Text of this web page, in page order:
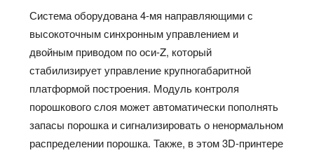
Система оборудована 4-мя направляющими с
высокоточным синхронным управлением и
двойным приводом по оси-Z, который
стабилизирует управление крупногабаритной
платформой построения. Модуль контроля
порошкового слоя может автоматически пополнять
запасы порошка и сигнализировать о ненормальном
распределении порошка. Также, в этом 3D-принтере